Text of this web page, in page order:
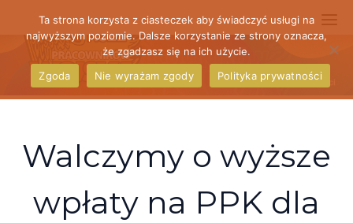
Aktualności
Walczymy o wyższe
wpłaty na PPK dla
Ta strona korzysta z ciasteczek aby świadczyć usługi na
najwyższym poziomie. Dalsze korzystanie ze strony oznacza,
że zgadzasz się na ich użycie.
Zgoda
Nie wyrażam zgody Polityka prywatności